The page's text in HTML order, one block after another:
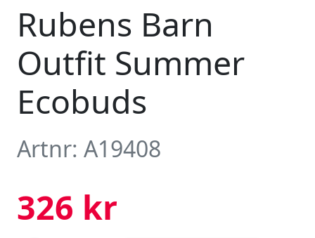
Rubens Barn
Outfit Summer
Ecobuds
Artnr: A19408
326 kr